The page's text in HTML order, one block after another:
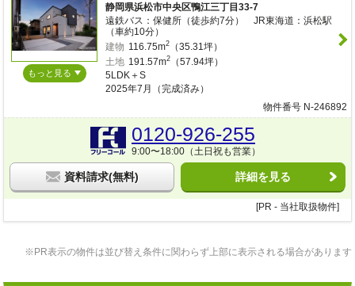
もっと見る
静岡県浜松市中央区鴨江三丁目33-7
遠鉄バス：保健所（徒歩約7分） JR東海道：浜松駅
（車約10分）
建物 116.75m2（35.31坪）
土地 191.57m2（57.94坪）
5LDK＋S
2025年7月（完成済み）
物件番号 N-246892
0120-926-255
9:00〜18:00（土日祝も営業）
資料請求(無料) 詳細を見る
※PR表示の物件は並び替え条件に関わらず上部に表示される場合があります